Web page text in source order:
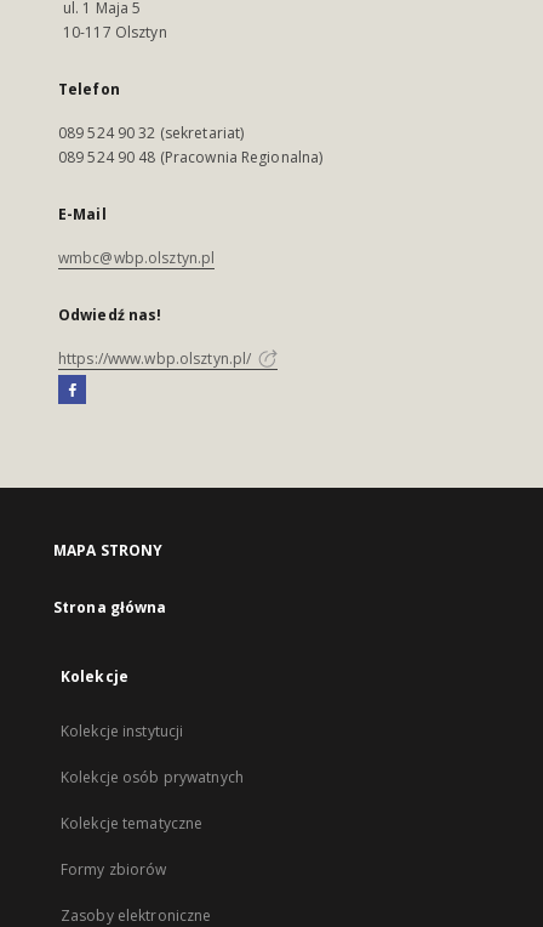
ul. 1 Maja 5
10-117 Olsztyn
Telefon
089 524 90 32 (sekretariat)
089 524 90 48 (Pracownia Regionalna)
E-Mail
wmbc@wbp.olsztyn.pl
Odwiedź nas!
https://www.wbp.olsztyn.pl/
MAPA STRONY
Strona główna
Kolekcje
Kolekcje instytucji
Kolekcje osób prywatnych
Kolekcje tematyczne
Formy zbiorów
Zasoby elektroniczne